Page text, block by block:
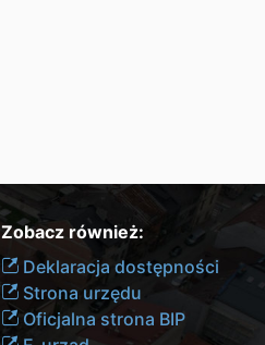
Zobacz również:
Deklaracja dostępności
Strona urzędu
Oficjalna strona BIP